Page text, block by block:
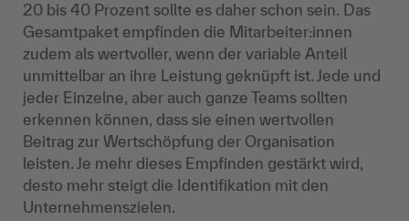
20 bis 40 Prozent sollte es daher schon sein. Das
Gesamtpaket empfinden die Mitarbeiter:innen
zudem als wertvoller, wenn der variable Anteil
unmittelbar an ihre Leistung geknüpft ist. Jede und
jeder Einzelne, aber auch ganze Teams sollten
erkennen können, dass sie einen wertvollen
Beitrag zur Wertschöpfung der Organisation
leisten. Je mehr dieses Empfinden gestärkt wird,
desto mehr steigt die Identifikation mit den
Unternehmenszielen.